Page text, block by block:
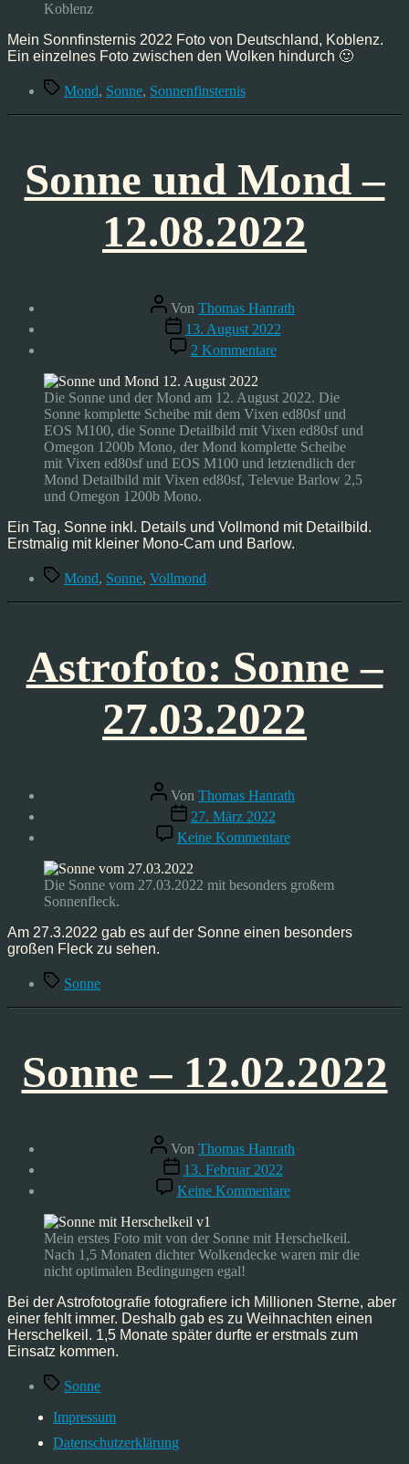
Koblenz
Mein Sonnfinsternis 2022 Foto von Deutschland, Koblenz.
Ein einzelnes Foto zwischen den Wolken hindurch 🙂
Schlagwörter
Mond, Sonne, Sonnenfinsternis
Sonne und Mond –
12.08.2022
Beitragsautor
Von Thomas Hanrath
Veröffentlichungsdatum
13. August 2022
2 Kommentarezu
Sonne
Mond
–
12.08.2022
Die Sonne und der Mond am 12. August 2022. Die
Sonne komplette Scheibe mit dem Vixen ed80sf und
EOS M100, die Sonne Detailbild mit Vixen ed80sf und
Omegon 1200b Mono, der Mond komplette Scheibe
mit Vixen ed80sf und EOS M100 und letztendlich der
Mond Detailbild mit Vixen ed80sf, Televue Barlow 2,5
und Omegon 1200b Mono.
Ein Tag, Sonne inkl. Details und Vollmond mit Detailbild.
Erstmalig mit kleiner Mono-Cam und Barlow.
Schlagwörter
Mond, Sonne, Vollmond
Astrofoto: Sonne –
27.03.2022
Beitragsautor
Von Thomas Hanrath
Veröffentlichungsdatum
27. März 2022
Keine Kommentarezu
Astrofoto:
–
27.03.2022
Die Sonne vom 27.03.2022 mit besonders großem
Sonnenfleck.
Am 27.3.2022 gab es auf der Sonne einen besonders
großen Fleck zu sehen.
Schlagwörter
Sonne
Sonne – 12.02.2022
Beitragsautor
Von Thomas Hanrath
Veröffentlichungsdatum
13. Februar 2022
Keine Kommentarezu
Sonne
12.02.2022
Mein erstes Foto mit von der Sonne mit Herschelkeil.
Nach 1,5 Monaten dichter Wolkendecke waren mir die
nicht optimalen Bedingungen egal!
Bei der Astrofotografie fotografiere ich Millionen Sterne, aber
einer fehlt immer. Deshalb gab es zu Weihnachten einen
Herschelkeil. 1,5 Monate später durfte er erstmals zum
Einsatz kommen.
Schlagwörter
Sonne
Impressum
Datenschutzerklärung